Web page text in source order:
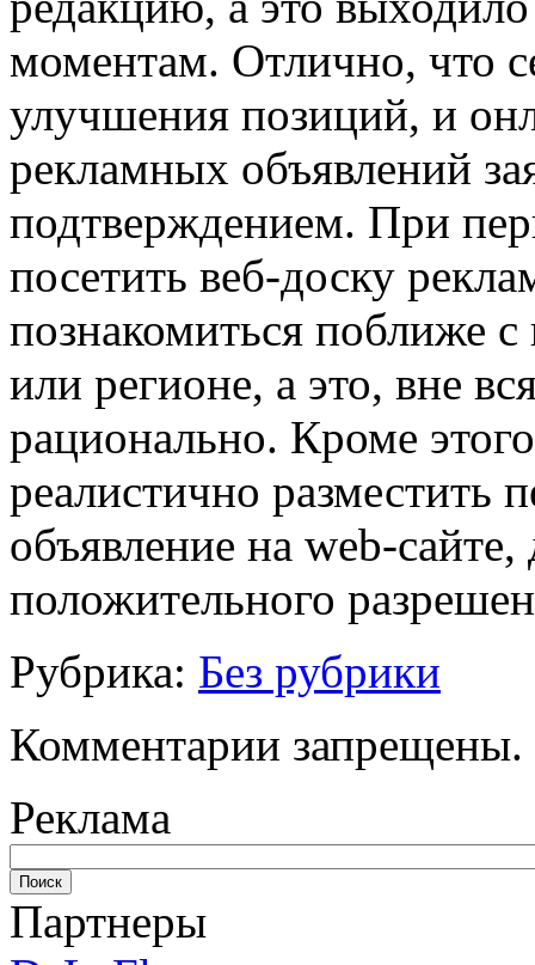
моментам. Отлично, что
улучшения позиций, и
рекламных объявлений
подтверждением. При
посетить веб-доску
познакомиться поближе
или регионе, а это, вне
рационально. Кроме
реалистично разместить
объявление на web-
положительного
Рубрика: Без рубрики
Комментарии запрещены.
Реклама
Партнеры